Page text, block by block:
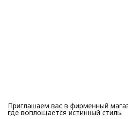
Приглашаем вас в фирменный
где воплощается истинный стиль.